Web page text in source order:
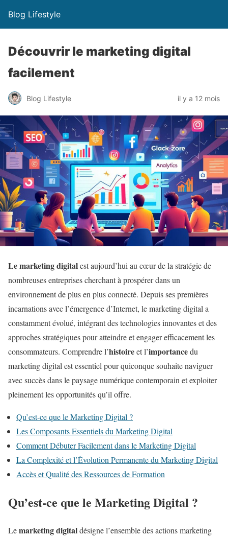
Blog Lifestyle
Découvrir le marketing digital
facilement
Blog Lifestyle il y a 12 mois
Le marketing digitalest aujourd’hui au cœur de la stratégie de
nombreuses entreprises cherchant à prospérer dans un
environnement de plus en plus connecté. Depuis ses premières
incarnations avec l’émergence d’Internet, le marketing digital a
constamment évolué, intégrant des technologies innovantes et des
approches stratégiques pour atteindre et engager efficacement les
consommateurs. Comprendre l’histoireet l’importancedu
marketing digital est essentiel pour quiconque souhaite naviguer
avec succès dans le paysage numérique contemporain et exploiter
pleinement les opportunités qu’il offre.
Qu’est-ce que le Marketing Digital ?
Les Composants Essentiels du Marketing Digital
Comment Débuter Facilement dans le Marketing Digital
La Complexité et l’Évolution Permanente du Marketing Digital
Accès et Qualité des Ressources de Formation
Qu’est-ce que le Marketing Digital ?
Lemarketing digitaldésigne l’ensemble des actions marketing